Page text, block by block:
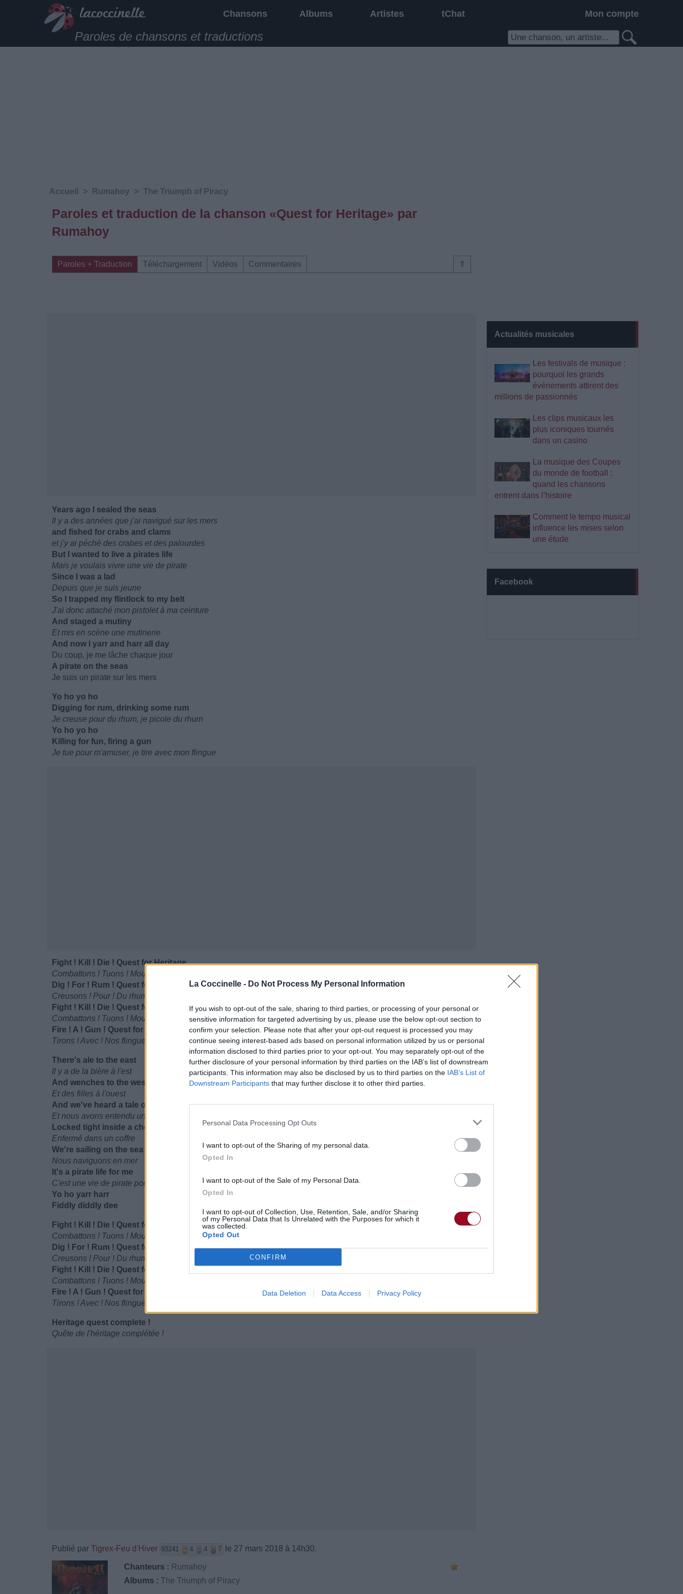
La Coccinelle - Do Not Process My Personal Information
If you wish to opt-out of the sale, sharing to third parties, or processing of your personal or
sensitive information for targeted advertising by us, please use the below opt-out section to
confirm your selection. Please note that after your opt-out request is processed you may
continue seeing interest-based ads based on personal information utilized by us or personal
information disclosed to third parties prior to your opt-out. You may separately opt-out of the
further disclosure of your personal information by third parties on the IAB’s list of downstream
participants. This information may also be disclosed by us to third parties on the IAB’s List of
Downstream Participants that may further disclose it to other third parties.
Personal Data Processing Opt Outs
I want to opt-out of the Sharing of my personal data.
Opted In
I want to opt-out of the Sale of my Personal Data.
Opted In
I want to opt-out of Collection, Use, Retention, Sale, and/or Sharing
of my Personal Data that Is Unrelated with the Purposes for which it
was collected.
Opted Out
CONFIRM
Data Deletion Data Access Privacy Policy
Chansons Albums Artistes tChat Mon compte
Paroles de chansons et traductions
Actualités musicales
Les festivals de musique :
pourquoi les grands
événements attirent des
millions de passionnés
Les clips musicaux les
plus iconiques tournés
dans un casino
La musique des Coupes
du monde de football :
quand les chansons
entrent dans l’histoire
Comment le tempo musical
influence les mises selon
une étude
Facebook
Accueil > Rumahoy > The Triumph of Piracy
Paroles et traduction de la chanson «Quest for Heritage» par
Rumahoy
⇑
Paroles + Traduction Téléchargement Vidéos Commentaires
Years ago I sealed the seas
Il y a des années que j'ai navigué sur les mers
and fished for crabs and clams
et j'y ai péché des crabes et des palourdes
But I wanted to live a pirates life
Mais je voulais vivre une vie de pirate
Since I was a lad
Depuis que je suis jeune
So I trapped my flintlock to my belt
J'ai donc attaché mon pistolet à ma ceinture
And staged a mutiny
Et mis en scène une mutinerie
And now I yarr and harr all day
Du coup, je me lâche chaque jour
A pirate on the seas
Je suis un pirate sur les mers
Yo ho yo ho
Digging for rum, drinking some rum
Je creuse pour du rhum, je picole du rhum
Yo ho yo ho
Killing for fun, firing a gun
Je tue pour m'amuser, je tire avec mon flingue
Fight ! Kill ! Die ! Quest for Heritage
Combattons ! Tuons ! Mourrez ! La quête de l'héritage
Dig ! For ! Rum ! Quest for Heritage
Creusons ! Pour ! Du rhum ! La quête de l'héritage
Fight ! Kill ! Die ! Quest for Heritage
Combattons ! Tuons ! Mourrez ! La quête de l'héritage
Fire ! A ! Gun ! Quest for Heritage Points
Tirons ! Avec ! Nos flingues ! La quête pour les points de l'héritage
There's ale to the east
Il y a de la bière à l'est
And wenches to the west
Et des filles à l'ouest
And we've heard a tale of gold
Et nous avons entendu une histoire d'or
Locked tight inside a chest
Enfermé dans un coffre
We're sailing on the sea
Nous naviguons en mer
It's a pirate life for me
C'est une vie de pirate pour moi
Yo ho yarr harr
Fiddly diddly dee
Fight ! Kill ! Die ! Quest for Heritage
Combattons ! Tuons ! Mourrez ! La quête de l'héritage
Dig ! For ! Rum ! Quest for Heritage
Creusons ! Pour ! Du rhum ! La quête de l'héritage
Fight ! Kill ! Die ! Quest for Heritage
Combattons ! Tuons ! Mourrez ! La quête de l'héritage
Fire ! A ! Gun ! Quest for Heritage Points
Tirons ! Avec ! Nos flingues ! La quête pour les points de l'héritage
Heritage quest complete !
Quête de l'héritage complétée !
Publié par Tigrex-Feu d'Hiver 93241 4 4 7 le 27 mars 2018 à 14h30.
Chanteurs : Rumahoy
Albums : The Triumph of Piracy